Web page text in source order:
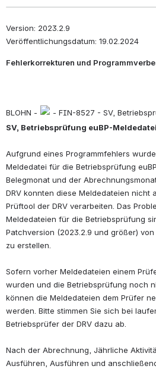
Version: 2023.2.9
Veröffentlichungsdatum: 19.02.2024
Fehlerkorrekturen und
BLOHN -
- FIN-8527 - SV,
SV, Betriebsprüfung euBP-
Aufgrund eines Programmfehlers
Meldedatei für die Betriebsprüfung
Belegmonat und der
DRV konnten diese Meldedateien nicht
Prüftool der DRV verarbeiten. Das
Meldedateien für die Betriebsprüfung
Patchversion (2023.2.9 und größer) von
zu erstellen.
Sofern vorher Meldedateien einem
wurden und die Betriebsprüfung noch
können die Meldedateien dem Prüfer
werden. Bitte stimmen Sie sich bei
Betriebsprüfer der DRV dazu ab.
Nach der Abrechnung, Jährliche
Ausführen, Ausführen und